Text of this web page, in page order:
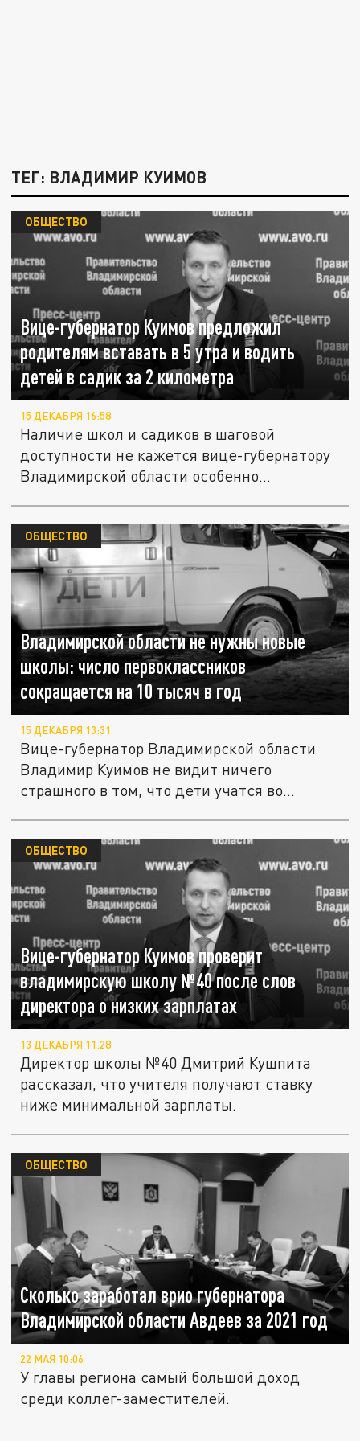
ТЕГ: ВЛАДИМИР КУИМОВ
Вице-губернатор Куимов предложил
родителям вставать в 5 утра и водить
детей в садик за 2 километра
ОБЩЕСТВО
15 ДЕКАБРЯ 16:58
Наличие школ и садиков в шаговой
доступности не кажется вице-губернатору
Владимирской области особенно...
Владимирской области не нужны новые
школы: число первоклассников
сокращается на 10 тысяч в год
ОБЩЕСТВО
15 ДЕКАБРЯ 13:31
Вице-губернатор Владимирской области
Владимир Куимов не видит ничего
страшного в том, что дети учатся во...
Вице-губернатор Куимов проверит
владимирскую школу №40 после слов
директора о низких зарплатах
ОБЩЕСТВО
13 ДЕКАБРЯ 11:28
Директор школы №40 Дмитрий Кушпита
рассказал, что учителя получают ставку
ниже минимальной зарплаты.
Сколько заработал врио губернатора
Владимирской области Авдеев за 2021 год
ОБЩЕСТВО
22 МАЯ 10:06
У главы региона самый большой доход
среди коллег-заместителей.